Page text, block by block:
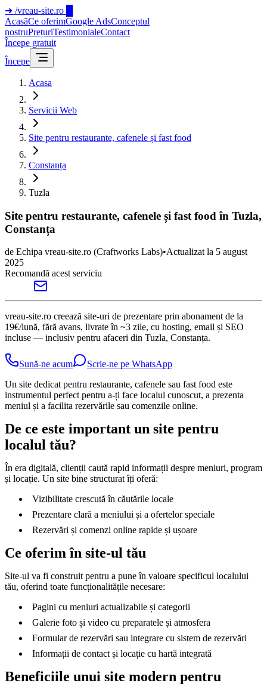
➜ /vreau-site.ro
AcasăCe oferimGoogle AdsConceptul
nostruPrețuriTestimonialeContact
Începe gratuit
Începe
Acasa
Servicii Web
Site pentru restaurante, cafenele și fast food
Constanța
Tuzla
Site pentru restaurante, cafenele și fast food în Tuzla,
Constanța
de Echipa vreau-site.ro (Craftworks Labs)•Actualizat la 5 august
2025
Recomandă acest serviciu
vreau-site.ro creează site-uri de prezentare prin abonament de la
19€/lună, fără avans, livrate în ~3 zile, cu hosting, email și SEO
incluse — inclusiv pentru afaceri din Tuzla, Constanța.
Sună-ne acum
Scrie-ne pe WhatsApp
Un site dedicat pentru restaurante, cafenele sau fast food este
instrumentul perfect pentru a-ți face localul cunoscut, a prezenta
meniul și a facilita rezervările sau comenzile online.
De ce este important un site pentru
localul tău?
În era digitală, clienții caută rapid informații despre meniuri, program
și locație. Un site bine structurat îți oferă:
Vizibilitate crescută în căutările locale
Prezentare clară a meniului și a ofertelor speciale
Rezervări și comenzi online rapide și ușoare
Ce oferim în site-ul tău
Site-ul va fi construit pentru a pune în valoare specificul localului
tău, oferind toate funcționalitățile necesare:
Pagini cu meniuri actualizabile și categorii
Galerie foto și video cu preparatele și atmosfera
Formular de rezervări sau integrare cu sistem de rezervări
Informații de contact și locație cu hartă integrată
Beneficiile unui site modern pentru